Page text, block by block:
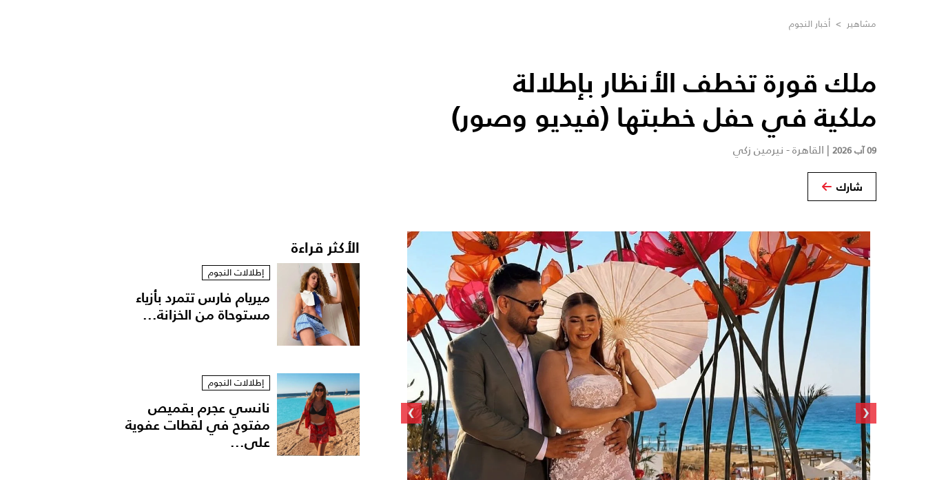
مشاهير > أخبار النجوم
ملك قورة تخطف الأنظار بإطلالة
ملكية في حفل خطبتها (فيديو وصور)
09 آب 2026 | القاهرة - نيرمين زكي
شارك
‹
›
الأكثر قراءة
إطلالات النجوم
ميريام فارس تتمرد بأزياء
مستوحاة من الخزانة...
إطلالات النجوم
نانسي عجرم بقميص
مفتوح في لقطات عفوية
على...